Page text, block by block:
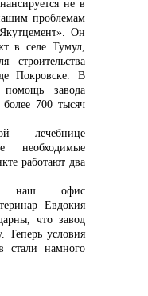
не в
проблемам
Он
в селе Тумул,
строительства
Покровске. В
завода
более 700 тысяч
лечебнице
необходимые
работают два
наш офис
Евдокия
что завод
Теперь условия
стали намного